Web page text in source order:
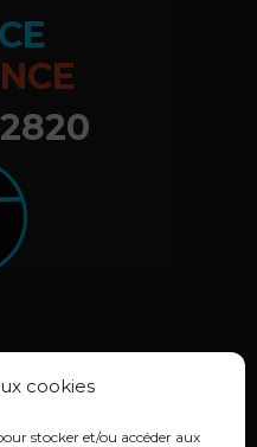
cookies
stocker et/ou accéder aux